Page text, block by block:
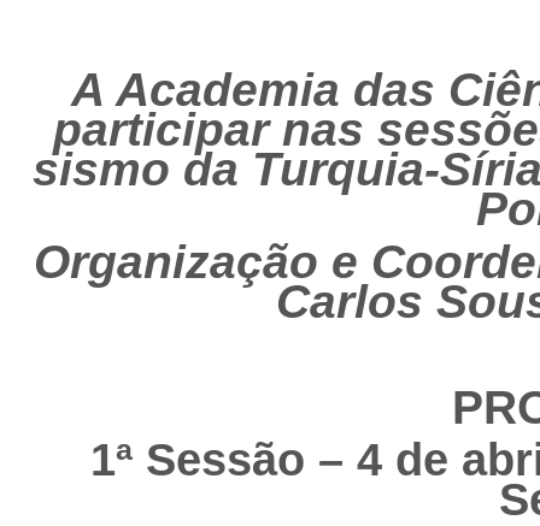
A Academia das
participar nas
sismo da Turquia-
Organização e
Carlos
1ª Sessão – 4 de